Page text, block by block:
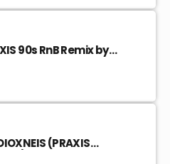
90s RnB Remix by
(PRAXIS